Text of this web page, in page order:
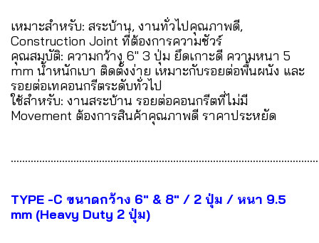
เหมาะสำหรับ: สระบ้าน, งานทั่วไปคุณภาพดี,
Construction Joint ที่ต้องการความชัวร์
คุณสมบัติ: ความกว้าง 6" 3 ปุ่ม ยึดเกาะดี ความหนา 5
mm น้ำหนักเบา ติดตั้งง่าย เหมาะกับรอยต่อพื้นผนัง และ
รอยต่อเทคอนกรีตระดับทั่วไป
ใช้สำหรับ: งานสระบ้าน รอยต่อคอนกรีตที่ไม่มี
Movement ต้องการสินค้าคุณภาพดี ราคาประหยัด
TYPE -C ขนาดกว้าง 6" & 8" / 2 ปุ่ม / หนา 9.5
mm (Heavy Duty 2 ปุ่ม)